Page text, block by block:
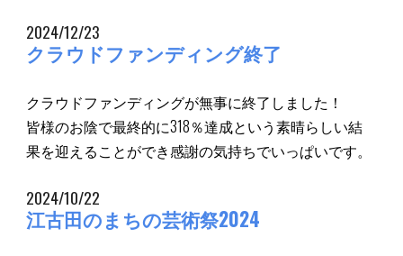
2024/12/23
クラウドファンディング終了
クラウドファンディングが無事に終了しました！
皆様のお陰で最終的に318％達成という素晴らしい結
果を迎えることができ感謝の気持ちでいっぱいです。
2024/10/22
江古田のまちの芸術祭2024